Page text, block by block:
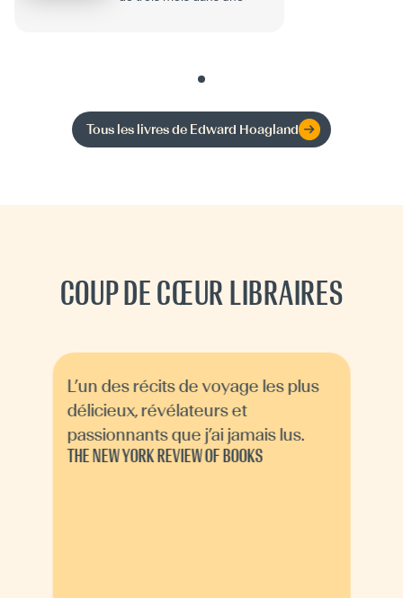
Tous les livres de Edward Hoagland
COUP DE CŒUR LIBRAIRES
L’un des récits de voyage les plus
délicieux, révélateurs et
passionnants que j’ai jamais lus.
THE NEW YORK REVIEW OF BOOKS